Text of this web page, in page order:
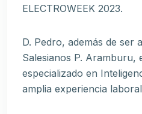
ELECTROWEEK 2023.
D. Pedro, además de ser
Salesianos P. Aramburu,
especializado en
amplia experiencia